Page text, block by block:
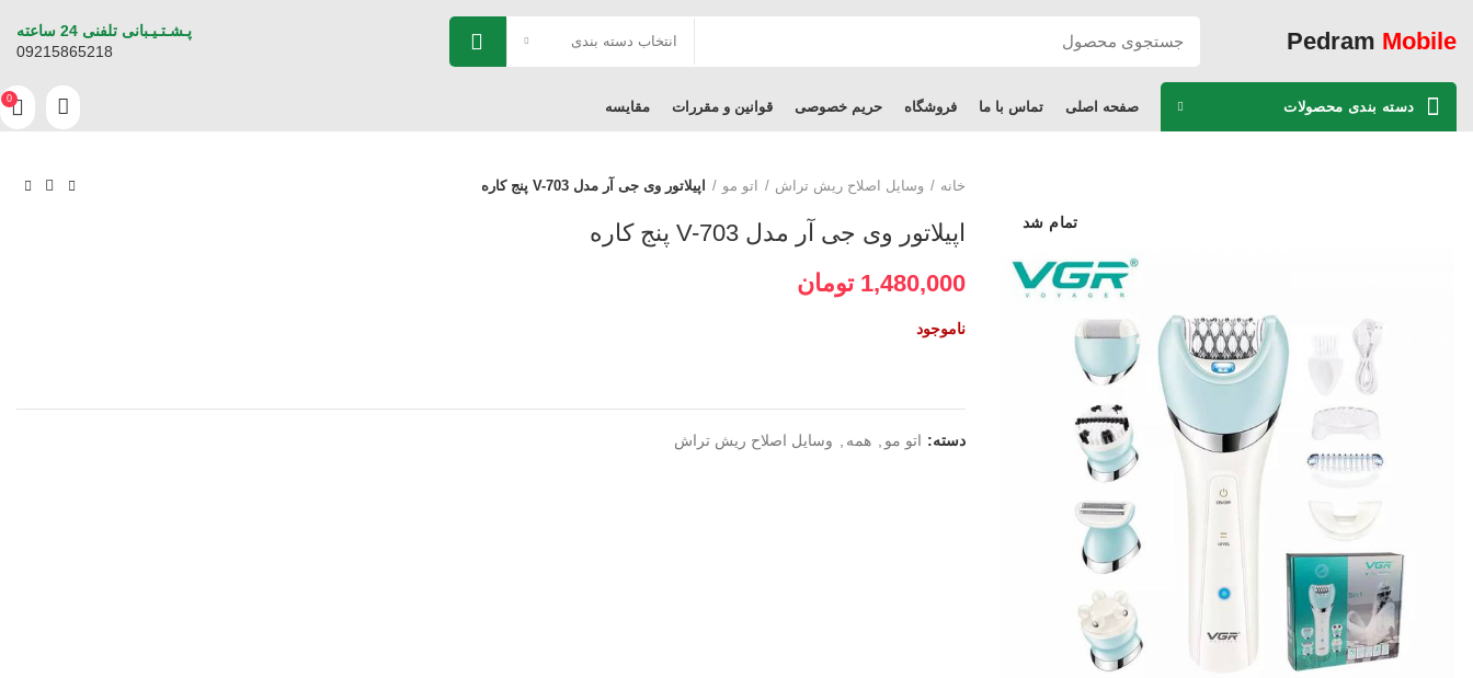
Pedram Mobile انتخاب دسته بندی
پـشـتـیـبانی تلفنی 24 ساعته
09215865218
دسته بندی محصولات صفحه اصلی تماس با ما فروشگاه حریم خصوصی قوانین و مقررات مقایسه
0
تمام شد
خانه وسایل اصلاح ریش تراش اتو مو اپیلاتور وی جی آر مدل V-703 پنج کاره
اپیلاتور وی جی آر مدل V-703 پنج کاره
1,480,000 تومان
ناموجود
دسته: اتو مو همه وسایل اصلاح ریش تراش